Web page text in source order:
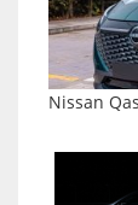
Nissan